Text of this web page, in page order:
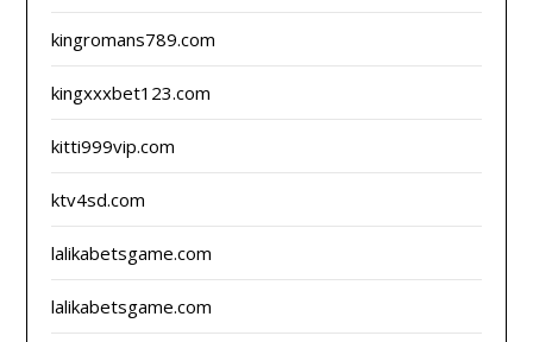
kingromans789.com
kingxxxbet123.com
kitti999vip.com
ktv4sd.com
lalikabetsgame.com
lalikabetsgame.com